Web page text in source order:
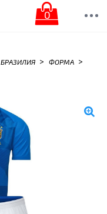
0
БРАЗИЛИЯ > ФОРМА >